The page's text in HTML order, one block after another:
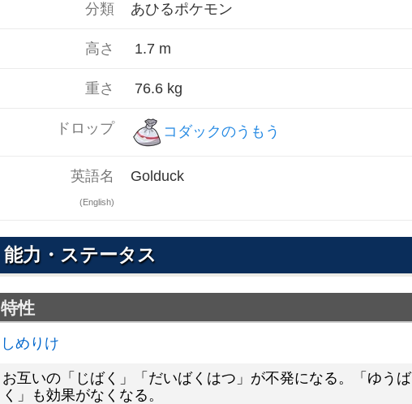
分類 あひるポケモン
高さ 1.7 m
重さ 76.6 kg
ドロップ コダックのうもう
英語名
(English)
Golduck
能力・ステータス
特性
しめりけ
お互いの「じばく」「だいばくはつ」が不発になる。「ゆうば
く」も効果がなくなる。